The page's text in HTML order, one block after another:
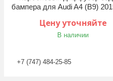
бампера для Audi A4 (B9)
Цену уточняйте
В наличии
+7 (747) 484-25-85